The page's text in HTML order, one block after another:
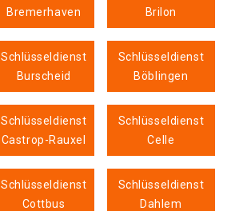
Bremerhaven
Brilon
Schlüsseldienst
Burscheid
Schlüsseldienst
Böblingen
Schlüsseldienst
Castrop-Rauxel
Schlüsseldienst
Celle
Schlüsseldienst
Cottbus
Schlüsseldienst
Dahlem